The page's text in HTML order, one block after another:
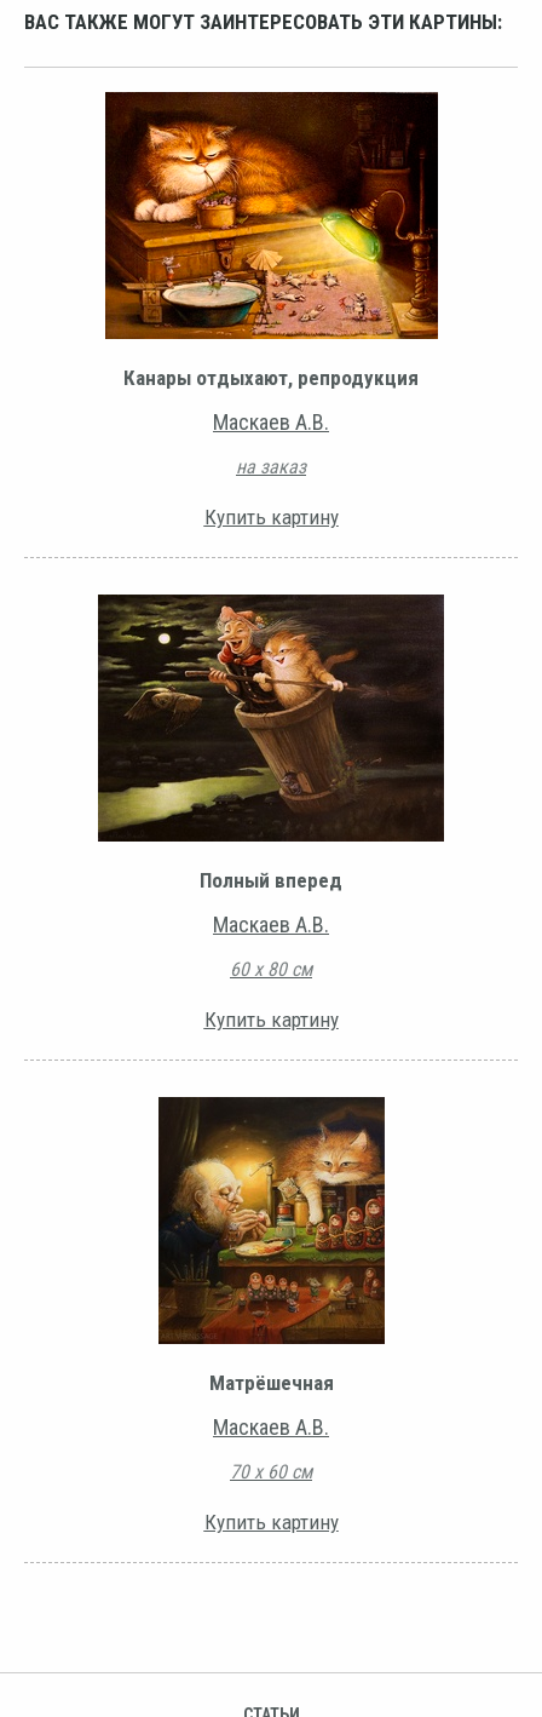
ВАС ТАКЖЕ МОГУТ ЗАИНТЕРЕСОВАТЬ ЭТИ КАРТИНЫ:
Канары отдыхают, репродукция
Маскаев А.В.
на заказ
Купить картину
Полный вперед
Маскаев А.В.
60 х 80 см
Купить картину
Матрёшечная
Маскаев А.В.
70 х 60 см
Купить картину